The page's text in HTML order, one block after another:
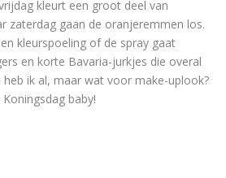
kleurt een groot deel van
zaterdag gaan de oranjeremmen los.
kleurspoeling of de spray gaat
en korte Bavaria-jurkjes die overal
ik al, maar wat voor make-uplook?
Koningsdag baby!